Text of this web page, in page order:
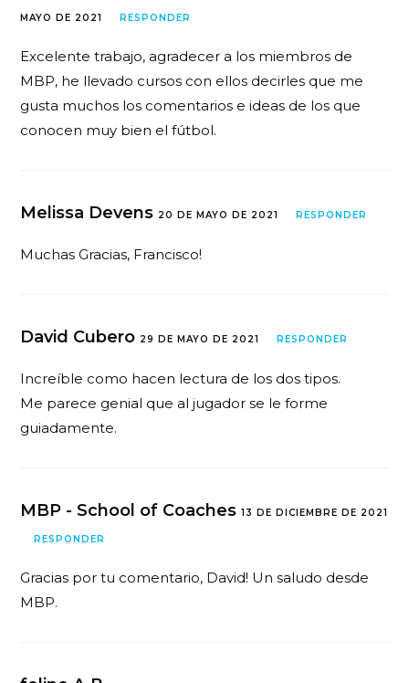
MAYO DE 2021 RESPONDER
Excelente trabajo, agradecer a los miembros de
MBP, he llevado cursos con ellos decirles que me
gusta muchos los comentarios e ideas de los que
conocen muy bien el fútbol.
Melissa Devens 20 DE MAYO DE 2021 RESPONDER
Muchas Gracias, Francisco!
David Cubero 29 DE MAYO DE 2021 RESPONDER
Increíble como hacen lectura de los dos tipos.
Me parece genial que al jugador se le forme
guiadamente.
MBP - School of Coaches13 DE DICIEMBRE DE 2021
RESPONDER
Gracias por tu comentario, David! Un saludo desde
MBP.